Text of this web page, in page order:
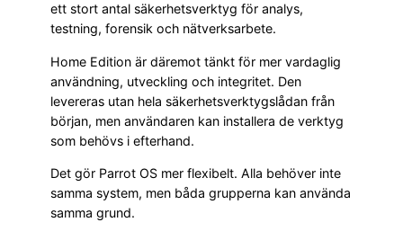
ett stort antal säkerhetsverktyg för analys,
testning, forensik och nätverksarbete.
Home Edition är däremot tänkt för mer vardaglig
användning, utveckling och integritet. Den
levereras utan hela säkerhetsverktygslådan från
början, men användaren kan installera de verktyg
som behövs i efterhand.
Det gör Parrot OS mer flexibelt. Alla behöver inte
samma system, men båda grupperna kan använda
samma grund.